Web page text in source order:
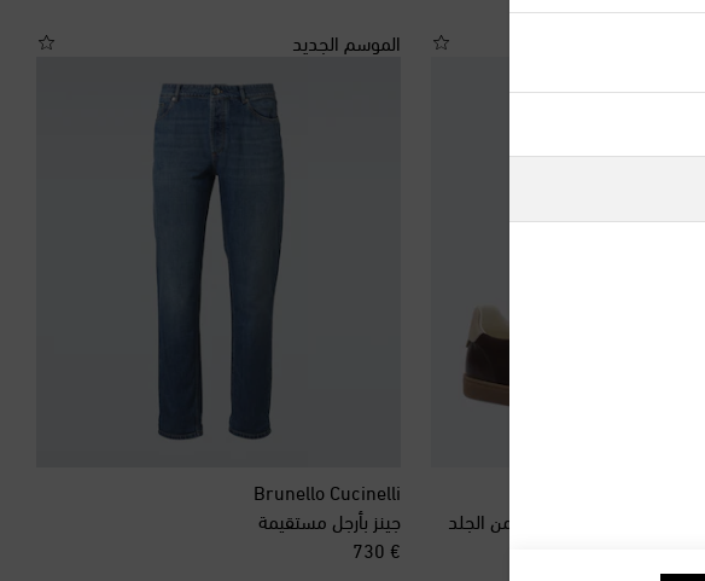
من الجلد السويدي بحواف من الجلد
الموسم الجديد
Brunello Cucinelli
جينز بأرجل مستقيمة
€ 730
original price
أذربيجان
أنتيغوا وبربودا